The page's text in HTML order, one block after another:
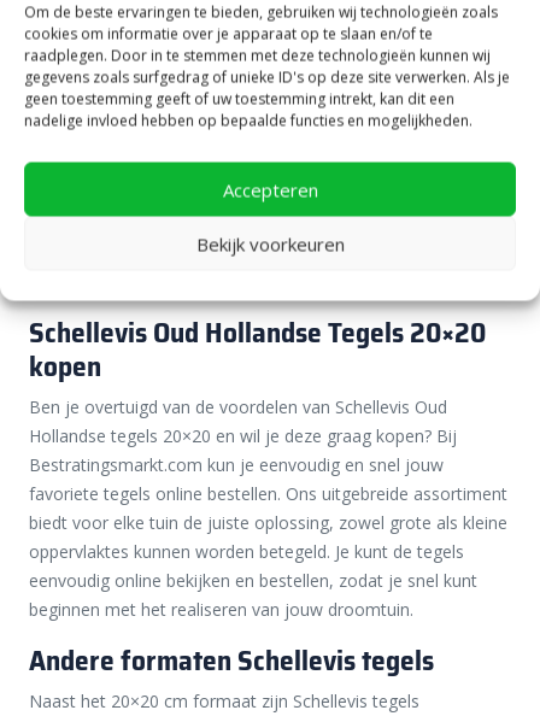
Om de beste ervaringen te bieden, gebruiken wij technologieën zoals
cookies om informatie over je apparaat op te slaan en/of te
raadplegen. Door in te stemmen met deze technologieën kunnen wij
gegevens zoals surfgedrag of unieke ID's op deze site verwerken. Als je
geen toestemming geeft of uw toestemming intrekt, kan dit een
nadelige invloed hebben op bepaalde functies en mogelijkheden.
Accepteren
Bekijk voorkeuren
belangrijk om ze goed te onderhouden. Regelmatig vegen
voorkomt dat bladeren en ander vuil zich ophopen, wat kan
leiden tot vlekken door looizuur. Het gebruik van groene zeep
en een zachte bezem helpt bij het verwijderen van groene
aanslag, vooral op schaduwrijke plekken kan dit hardnekkig
zijn. Door de tegels regelmatig af te spoelen met water,
blijven ze jarenlang mooi en behoudt jouw tuin zijn verzorgde
uitstraling. Door regelmatig onderhoud geniet je nog lang van
een prachtig terras, zonder dat je te veel tijd kwijt bent aan
Schellevis Oud Hollandse Tegels 20×20
kopen
Ben je overtuigd van de voordelen van Schellevis Oud
Hollandse tegels 20×20 en wil je deze graag kopen? Bij
Bestratingsmarkt.com kun je eenvoudig en snel jouw
favoriete tegels online bestellen. Ons uitgebreide assortiment
biedt voor elke tuin de juiste oplossing, zowel grote als kleine
oppervlaktes kunnen worden betegeld. Je kunt de tegels
eenvoudig online bekijken en bestellen, zodat je snel kunt
beginnen met het realiseren van jouw droomtuin.
Andere formaten Schellevis tegels
Naast het 20×20 cm formaat zijn Schellevis tegels